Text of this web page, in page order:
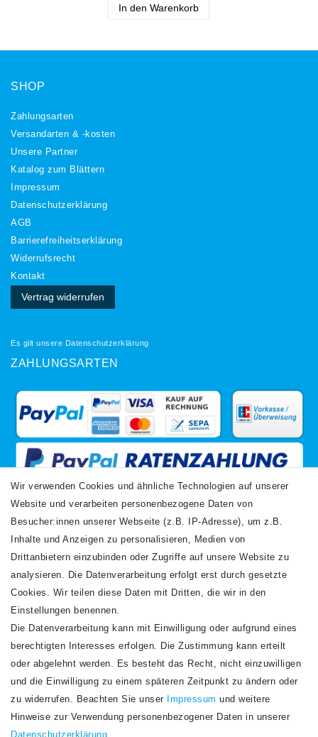
In den Warenkorb
SHOP
Zahlungsarten
Versandarten & -kosten
Unsere Partner
Katalog zum Blättern
Impressum
Daten­schutz­erklärung
AGB
Barrierefreiheitserklärung
Widerrufs­recht
Kontakt
Vertrag widerrufen
Es gilt unsere Datenschutzerklärung
ZAHLUNGSARTEN
VERSANDARTEN
Newsletter
Honig
Hiermit bestätige ich, dass ich dieDaten­schutz­erklärunggelesen habe. Meine
Wir verwenden Cookies und ähnliche Technologien auf unserer
Website und verarbeiten personenbezogene Daten von
Besucher:innen unserer Webseite (z.B. IP-Adresse), um z.B.
Inhalte und Anzeigen zu personalisieren, Medien von
Drittanbietern einzubinden oder Zugriffe auf unsere Website zu
analysieren. Die Datenverarbeitung erfolgt erst durch gesetzte
Cookies. Wir teilen diese Daten mit Dritten, die wir in den
Einstellungen benennen.
Die Datenverarbeitung kann mit Einwilligung oder aufgrund eines
berechtigten Interesses erfolgen. Die Zustimmung kann erteilt
oder abgelehnt werden. Es besteht das Recht, nicht einzuwilligen
und die Einwilligung zu einem späteren Zeitpunkt zu ändern oder
zu widerrufen. Beachten Sie unser
Impressum und weitere
Hinweise zur Verwendung personenbezogener Daten in unserer
Daten­schutz­erklärung